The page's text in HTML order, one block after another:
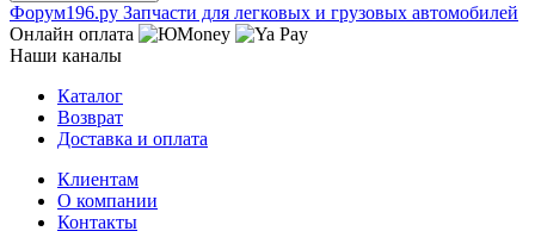
Фoрум196.ру Запчасти для легковых и грузовых автомобилей
Онлайн оплата
Наши каналы
Каталог
Возврат
Доставка и оплата
Клиентам
О компании
Контакты